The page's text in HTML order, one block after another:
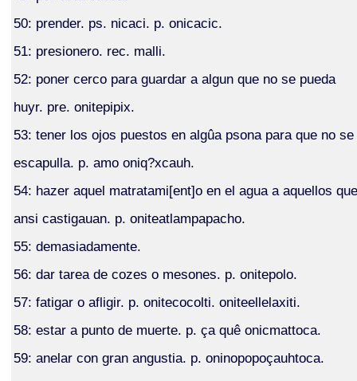
50: prender. ps. nicaci. p. onicacic.
51: presionero. rec. malli.
52: poner cerco para guardar a algun que no se pueda
huyr. pre. onitepipix.
53: tener los ojos puestos en algûa psona para que no se
escapulla. p. amo oniq?xcauh.
54: hazer aquel matratami[ent]o en el agua a aquellos que
ansi castigauan. p. oniteatlampapacho.
55: demasiadamente.
56: dar tarea de cozes o mesones. p. onitepolo.
57: fatigar o afligir. p. onitecocolti. oniteellelaxiti.
58: estar a punto de muerte. p. ça quê onicmattoca.
59: anelar con gran angustia. p. oninopopoçauhtoca.